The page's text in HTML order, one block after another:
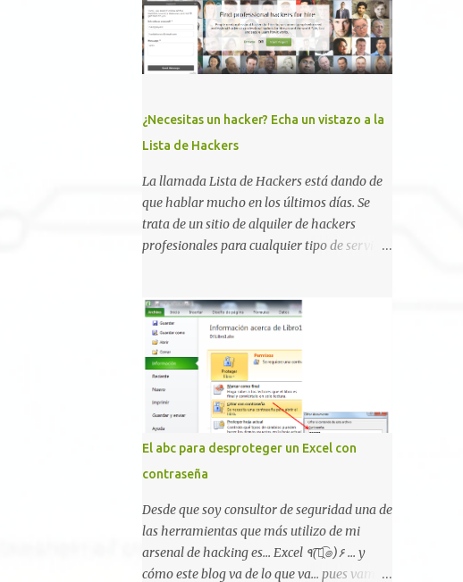
configurada podía ser incluso más peligrosa
que un Kerberoasting o un abuso de
delegaciones. Ahora llega una nueva
(CVE-2026-54121) , una elevación de
privilegios que afecta a Microsoft Active
Directory Certificate Services y que, según
Microsoft, permite que un usuario
autenticado eleve privilegios a través de la
red debido a un problema de autorización.
La vulnerabilidad ha recibido una
Certighost no es únicamente la
vulnerabilidad, sino el objetivo final.
Mientras muchos ataques contra AD CS
buscan obtener un certificado válido para ...
¿Necesitas un hacker? Echa un vistazo a la
Lista de Hackers
La llamada Lista de Hackers está dando de
que hablar mucho en los últimos días. Se
trata de un sitio de alquiler de hackers
profesionales para cualquier tipo de servicio.
discreción, comunicaciones cifradas y la
garantía de que ningún servicio será
demasiado difícil para los talentos que
pueden ser contratados desde la plataforma.
En el sitio se asegura de que Lista de
Hackers, con identidades desconocidas, fue
creada para un "uso legal y ético", y sin
embargo existen propuestas de dudosa ética
como para entrar en cuentas de Gmail o
WhatsApp, comprometer bases de datos o
cambiar notas de cursos. La Lista de
Hackers, que atrajo la atención mundial
después de un informe publicado en The
El abc para desproteger un Excel con
contraseña
Desde que soy consultor de seguridad una de
las herramientas que más utilizo de mi
arsenal de hacking es... Excel ٩(͡๏̯͡๏)۶ ... y
cómo este blog va de lo que va... pues vamos